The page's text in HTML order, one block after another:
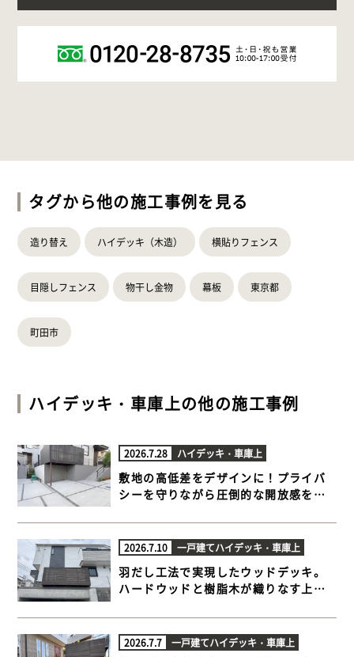
タグから他の施工事例を見る
造り替え ハイデッキ（木造） 横貼りフェンス
目隠しフェンス 物干し金物 幕板 東京都
町田市
ハイデッキ・車庫上の他の施工事例
2026.7.28 ハイデッキ・車庫上
敷地の高低差をデザインに！プライバ
シーを守りながら圧倒的な開放感を生
イデッキ】
2026.7.10 一戸建てハイデッキ・車庫上
羽だし工法で実現したウッドデッキ。
ハードウッドと樹脂木が織りなす上質
ッキ】
2026.7.7 一戸建てハイデッキ・車庫上